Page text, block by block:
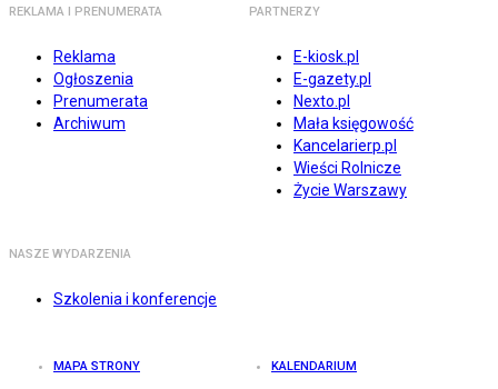
REKLAMA I PRENUMERATA
Reklama
Ogłoszenia
Prenumerata
Archiwum
PARTNERZY
E-kiosk.pl
E-gazety.pl
Nexto.pl
Mała księgowość
Kancelarierp.pl
Wieści Rolnicze
Życie Warszawy
NASZE WYDARZENIA
Szkolenia i konferencje
MAPA STRONY KALENDARIUM